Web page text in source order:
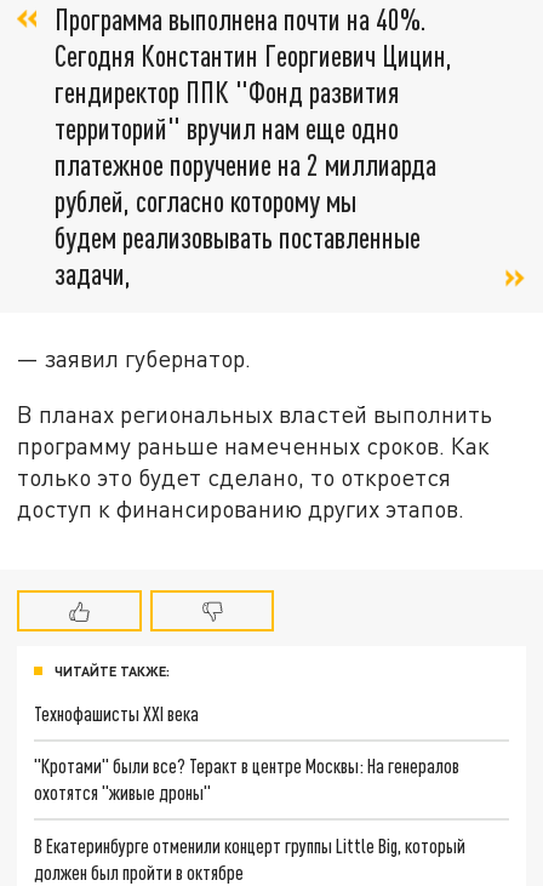
Программа выполнена почти на 40%.
Сегодня Константин Георгиевич Цицин,
гендиректор ППК "Фонд развития
территорий" вручил нам еще одно
платежное поручение на 2 миллиарда
рублей, согласно которому мы
будем реализовывать поставленные
задачи,
— заявил губернатор.
В планах региональных властей выполнить
программу раньше намеченных сроков. Как
только это будет сделано, то откроется
доступ к финансированию других этапов.
ЧИТАЙТЕ ТАКЖЕ:
Технофашисты XXI века
"Кротами" были все? Теракт в центре Москвы: На генералов
охотятся "живые дроны"
В Екатеринбурге отменили концерт группы Little Big, который
должен был пройти в октябре